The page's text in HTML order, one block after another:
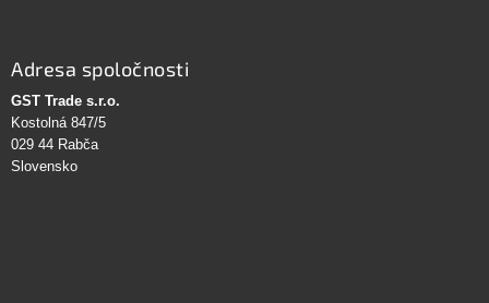
Adresa spoločnosti
GST Trade s.r.o.
Kostolná 847/5
029 44 Rabča
Slovensko